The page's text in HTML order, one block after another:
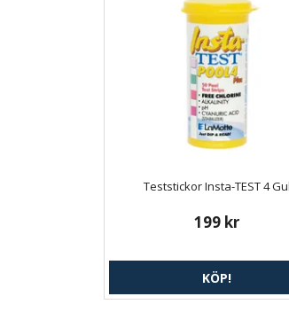
Teststickor Insta-TEST 4 Gul
199 kr
KÖP!